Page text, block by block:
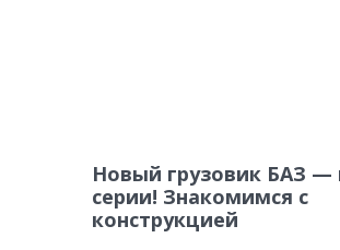
Новый грузовик БАЗ —
серии! Знакомимся с
конструкцией